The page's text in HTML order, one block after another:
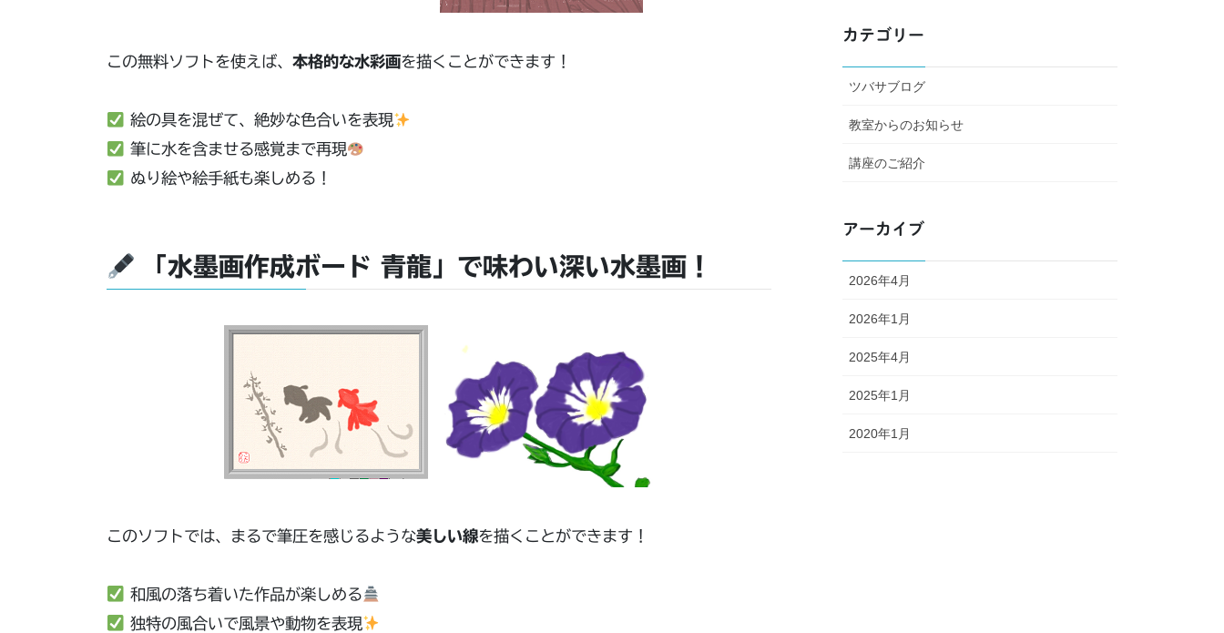
この無料ソフトを使えば、 本格的な水彩画を描くことができます！
絵の具を混ぜて、絶妙な色合いを表現
筆に水を含ませる感覚まで再現
ぬり絵や絵手紙も楽しめる！
「水墨画作成ボード 青龍」で味わい深い水墨画！
このソフトでは、まるで筆圧を感じるような美しい線を描くことができます！
和風の落ち着いた作品が楽しめる
独特の風合いで風景や動物を表現
カテゴリー
ツバサブログ
教室からのお知らせ
講座のご紹介
アーカイブ
2026年4月
2026年1月
2025年4月
2025年1月
2020年1月